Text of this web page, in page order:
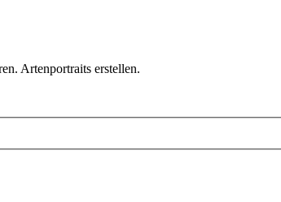
Artenportraits erstellen.